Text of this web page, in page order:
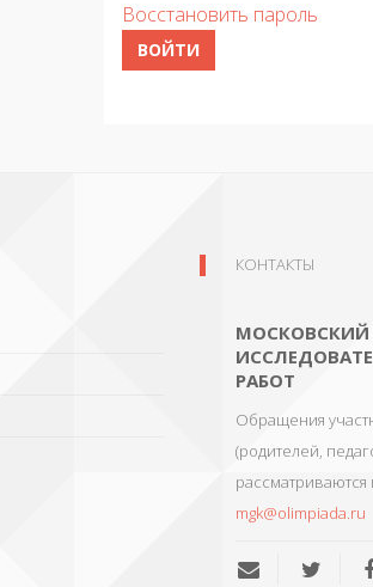
Восстановить пароль
ВОЙТИ
КОНТАКТЫ
МОСКОВСКИЙ
РАБОТ
Обращения
(родителей,
mgk@olimpiada.ru